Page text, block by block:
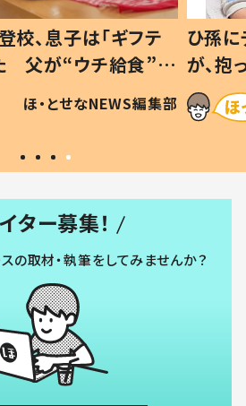
校、息子は「ギフテ
父が“ウチ給食”を
理由とは #令和の親
ほ・とせなNEWS編集部
ひ孫
が、
「涙が
い」
ター募集！
の取材・執筆をしてみませんか？